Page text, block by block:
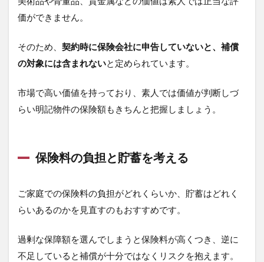
価ができません。
そのため、 契約時に保険会社に申告していないと、補償
の対象には含まれないと定められています。
市場で高い価値を持っており、素人では価値が判断しづ
らい明記物件の保険額もきちんと把握しましょう。
保険料の負担と貯蓄を考える
ご家庭での保険料の負担がどれくらいか、貯蓄はどれく
らいあるのかを見直すのもおすすめです。
過剰な保障額を選んでしまうと保険料が高くつき、逆に
不足していると補償が十分ではなくリスクを抱えます。